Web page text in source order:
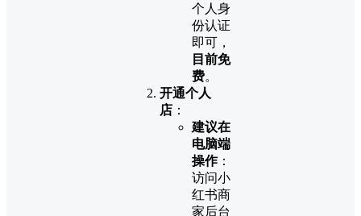
个人身
份认证
即可，
目前免
费。
开通个人
店 ：
建议在
电脑端
操作：
访问小
红书商
家后台